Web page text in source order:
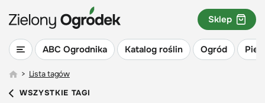
ABC Ogrodnika Katalog roślin Ogród
Sklep
> Lista tagów
WSZYSTKIE TAGI